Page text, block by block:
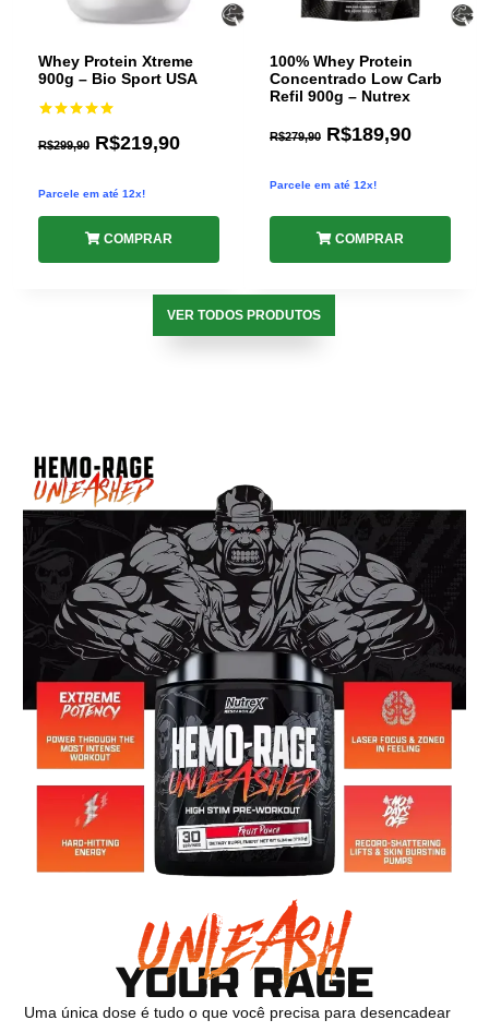
Whey Protein Xtreme
900g – Bio Sport USA
5.00
R$299,90 R$219,90
Parcele em até 12x!
COMPRAR
100% Whey Protein
Concentrado Low Carb
Refil 900g – Nutrex
R$279,90 R$189,90
Parcele em até 12x!
COMPRAR
VER TODOS PRODUTOS
Uma única dose é tudo o que você precisa para desencadear